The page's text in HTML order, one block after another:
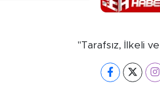
"Tarafsız, İlkeli ve